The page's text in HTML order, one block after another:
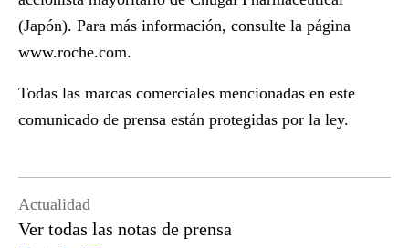
(Japón). Para más información, consulte la página
www.roche.com.
Todas las marcas comerciales mencionadas en este
comunicado de prensa están protegidas por la ley.
Actualidad
Ver todas las notas de prensa